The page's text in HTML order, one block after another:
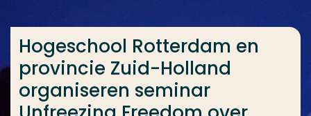
Hogeschool Rotterdam en
provincie Zuid-Holland
organiseren seminar
Veel gezocht